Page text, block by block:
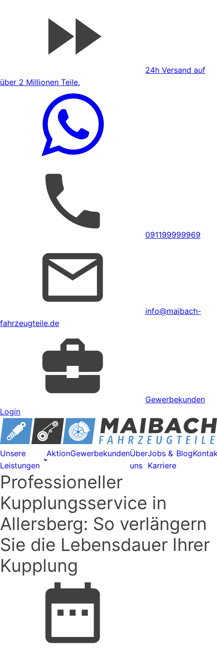
24h Versand auf
über 2 Millionen Teile.
091199999969
info@maibach-
fahrzeugteile.de
Gewerbekunden
Login
Unsere
Leistungen
AktionGewerbekundenÜber
uns
Jobs &
Karriere
Blog
Professioneller
Kupplungsservice in
Allersberg: So verlängern
Sie die Lebensdauer Ihrer
Kupplung